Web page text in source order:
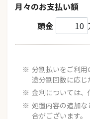
月々のお支払い額
頭金
分割払いをご利
途分割回数に応じ
金利については、
処置内容の追加
合がございます。